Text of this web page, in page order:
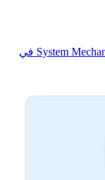
عملاق الصيانة System Mechanic Pro 25 في